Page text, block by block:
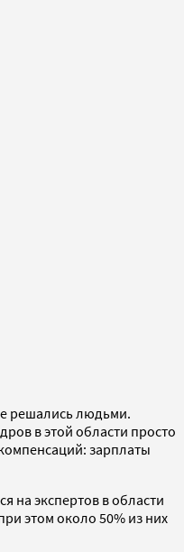
решались людьми.
в этой области просто
зарплаты
на экспертов в области
этом около 50% из них